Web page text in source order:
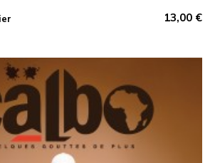
13,00 €